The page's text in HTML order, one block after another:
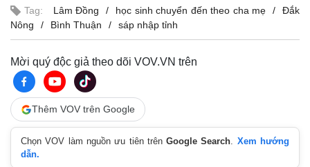
Tag: Lâm Đồng học sinh chuyển đến theo cha mẹ
Đắk
Nông
Bình Thuận sáp nhập tỉnh
Mời quý độc giả theo dõi VOV.VN trên
Thêm VOV trên Google
Chọn VOV làm nguồn ưu tiên trênGoogle Search. Xem hướng
dẫn.